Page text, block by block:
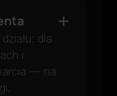
dla
i
— na